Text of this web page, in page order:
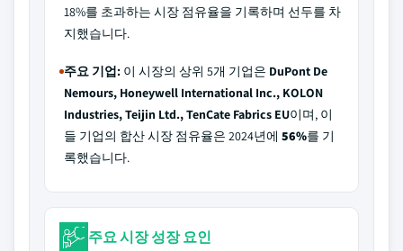
18%를 초과하는 시장 점유율을 기록하며 선두를 차
지했습니다.
주요 기업: 이 시장의 상위 5개 기업은 DuPont De
Nemours, Honeywell International Inc., KOLON
Industries, Teijin Ltd., TenCate Fabrics EU이며, 이
들 기업의 합산 시장 점유율은 2024년에 56%를 기
록했습니다.
주요 시장 성장 요인